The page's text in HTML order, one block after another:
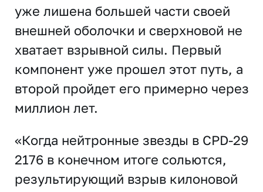
уже лишена большей части своей
внешней оболочки и сверхновой не
хватает взрывной силы. Первый
компонент уже прошел этот путь, а
второй пройдет его примерно через
миллион лет.
«Когда нейтронные звезды в CPD-29
2176 в конечном итоге сольются,
результирующий взрыв килоновой